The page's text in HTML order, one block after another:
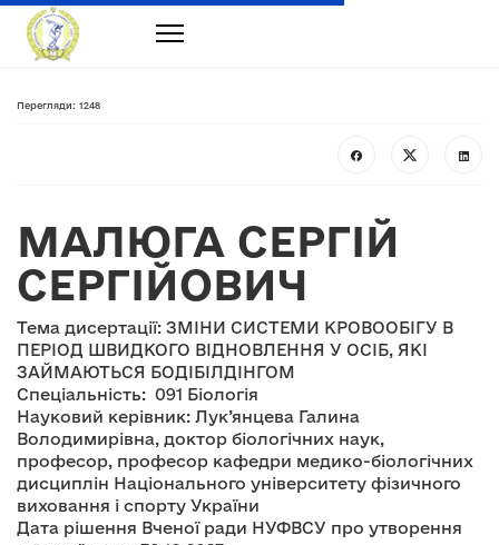
Перегляди: 1248
МАЛЮГА СЕРГІЙ
СЕРГІЙОВИЧ
Тема дисертації: ЗМІНИ СИСТЕМИ КРОВООБІГУ В
ПЕРІОД ШВИДКОГО ВІДНОВЛЕННЯ У ОСІБ, ЯКІ
ЗАЙМАЮТЬСЯ БОДІБІЛДІНГОМ
Спеціальність: 091 Біологія
Науковий керівник: Лук’янцева Галина
Володимирівна, доктор біологічних наук,
професор, професор кафедри медико-біологічних
дисциплін Національного університету фізичного
виховання і спорту України
Дата рішення Вченої ради НУФВСУ про утворення